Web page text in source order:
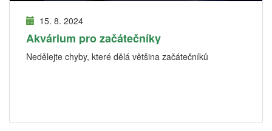
15. 8. 2024
Akvárium pro začátečníky
Nedělejte chyby, které dělá většina začátečníků